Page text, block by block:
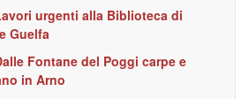
urgenti alla Biblioteca di
Guelfa
Fontane del Poggi carpe e
in Arno